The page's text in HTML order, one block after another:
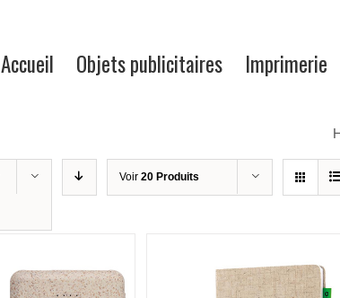
Accueil Objets publicitaires Imprimerie
Voir 20 Produits